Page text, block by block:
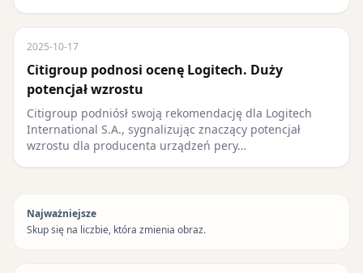
2025-10-17
Citigroup podnosi ocenę Logitech. Duży
potencjał wzrostu
Citigroup podniósł swoją rekomendację dla Logitech
International S.A., sygnalizując znaczący potencjał
wzrostu dla producenta urządzeń pery…
Najważniejsze
Skup się na liczbie, która zmienia obraz.